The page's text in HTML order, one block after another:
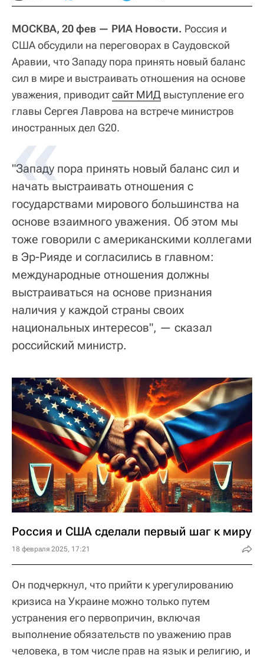
МОСКВА, 20 фев — РИА Новости. Россия и
США обсудили на переговорах в Саудовской
Аравии, что Западу пора принять новый баланс
сил в мире и выстраивать отношения на основе
уважения, приводитсайт МИД выступление его
главы Сергея Лаврова на встрече министров
иностранных дел G20.
«
"Западу пора принять новый баланс сил и
начать выстраивать отношения с
государствами мирового большинства на
основе взаимного уважения. Об этом мы
тоже говорили с американскими коллегами
в Эр-Рияде и согласились в главном:
международные отношения должны
выстраиваться на основе признания
наличия у каждой страны своих
национальных интересов", — сказал
российский министр.
Россия и США сделали первый шаг к миру
18 февраля 2025, 17:21
Он подчеркнул, что прийти к урегулированию
кризиса на Украине можно только путем
устранения его первопричин, включая
выполнение обязательств по уважению прав
человека, в том числе прав на язык и религию, и